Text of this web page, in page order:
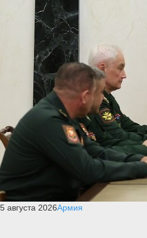
5 августа 2026Армия